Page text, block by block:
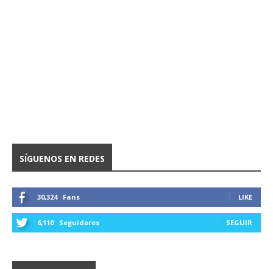
SÍGUENOS EN REDES
30,324 Fans LIKE
6,110 Seguidores SEGUIR